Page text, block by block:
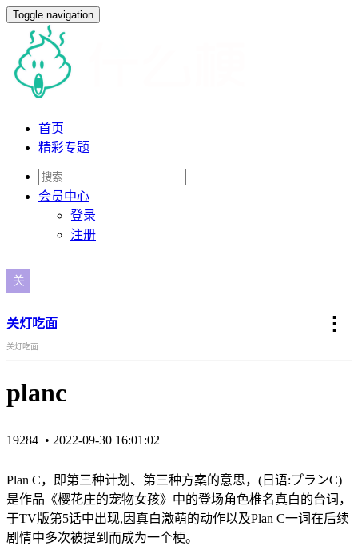
Toggle navigation
首页
精彩专题
会员中心
登录
注册
关灯吃面 ⋮
关灯吃面
planc
19284 • 2022-09-30 16:01:02
Plan C，即第三种计划、第三种方案的意思，(日语:プランC)
是作品《樱花庄的宠物女孩》中的登场角色椎名真白的台词，
于TV版第5话中出现,因真白激萌的动作以及Plan C一词在后续
剧情中多次被提到而成为一个梗。